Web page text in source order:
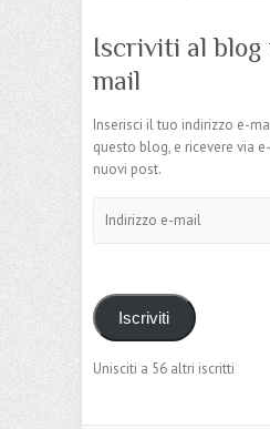
Iscriviti al blog
mail
Inserisci il tuo indirizzo e-
questo blog, e ricevere via
nuovi post.
Iscriviti
Unisciti a 56 altri iscritti